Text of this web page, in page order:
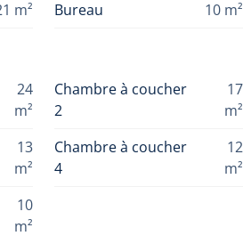
m² Bureau 10 m²
24
m²
Chambre à coucher
2
17
m²
13
m²
Chambre à coucher
4
12
m²
10
m²